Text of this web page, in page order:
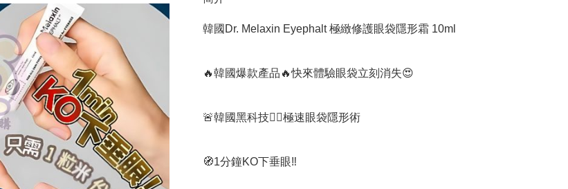
韓國Dr. Melaxin Eyephalt 極緻修護眼袋隱形霜 10ml
🔥韓國爆款產品🔥快來體驗眼袋立刻消失😍
🚨韓國黑科技👍🏻極速眼袋隱形術
🧭1分鐘KO下垂眼‼️